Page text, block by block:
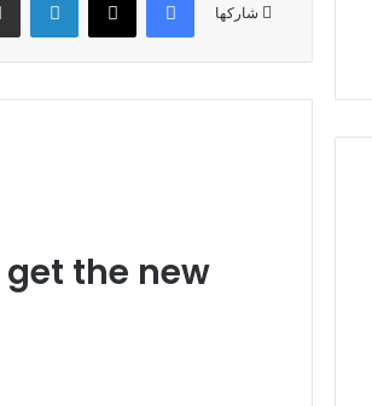
شاركها
the new